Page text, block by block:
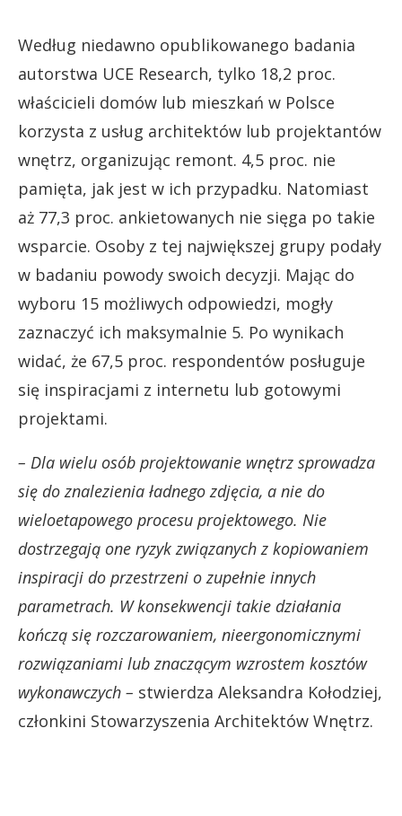
Według niedawno opublikowanego badania
autorstwa UCE Research, tylko 18,2 proc.
właścicieli domów lub mieszkań w Polsce
korzysta z usług architektów lub projektantów
wnętrz, organizując remont. 4,5 proc. nie
pamięta, jak jest w ich przypadku. Natomiast
aż 77,3 proc. ankietowanych nie sięga po takie
wsparcie. Osoby z tej największej grupy podały
w badaniu powody swoich decyzji. Mając do
wyboru 15 możliwych odpowiedzi, mogły
zaznaczyć ich maksymalnie 5. Po wynikach
widać, że 67,5 proc. respondentów posługuje
się inspiracjami z internetu lub gotowymi
projektami.
– Dla wielu osób projektowanie wnętrz sprowadza
się do znalezienia ładnego zdjęcia, a nie do
wieloetapowego procesu projektowego. Nie
dostrzegają one ryzyk związanych z kopiowaniem
inspiracji do przestrzeni o zupełnie innych
parametrach. W konsekwencji takie działania
kończą się rozczarowaniem, nieergonomicznymi
rozwiązaniami lub znaczącym wzrostem kosztów
wykonawczych – stwierdza Aleksandra Kołodziej,
członkini Stowarzyszenia Architektów Wnętrz.